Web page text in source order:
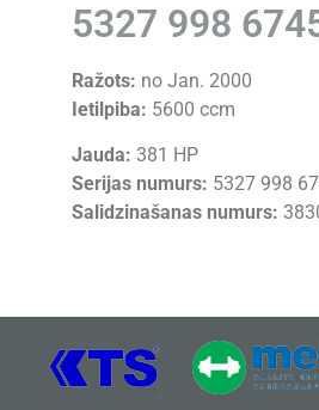
5327 998
Ražots: no Jan. 2000
Ietilpiba: 5600 ccm
Jauda: 381 HP
Serijas numurs: 5327 998
Salidzinašanas numurs: